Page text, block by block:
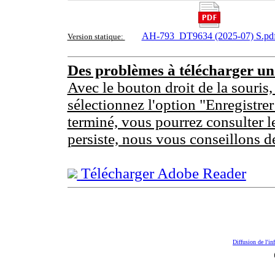
Version statique: AH-793_DT9634 (2025-07)
Des problèmes à télécharger
Avec le bouton droit de la
sélectionnez l'option
terminé, vous pourrez consulter
persiste, nous vous conseillons
Télécharger Adobe Reader
Diffusion de